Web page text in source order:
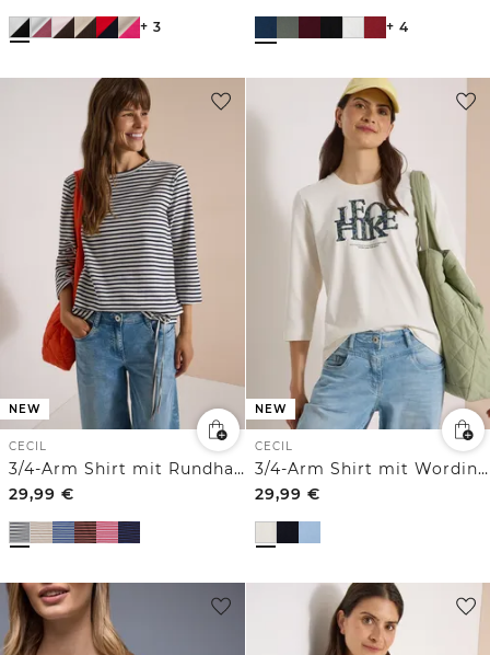
+ 3 + 4
NEW
CECIL
3/4-Arm Shirt mit Rundhals und Streifen
29,99 €
NEW
CECIL
3/4-Arm Shirt mit Wording im Leo-Look
29,99 €